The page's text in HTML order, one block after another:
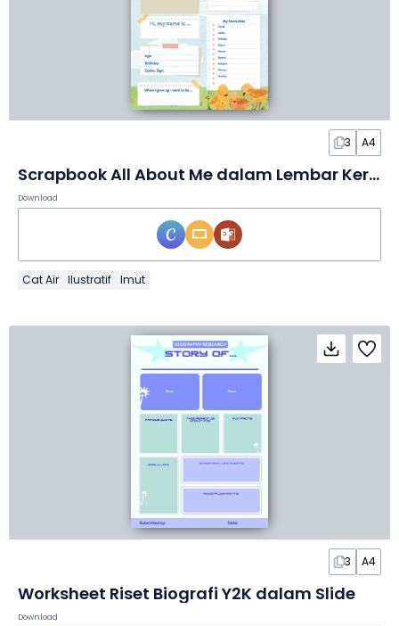
3 A4
Scrapbook All About Me dalam Lembar Kerja
Download
Cat Air Ilustratif Imut
3 A4
Worksheet Riset Biografi Y2K dalam Slide
Download